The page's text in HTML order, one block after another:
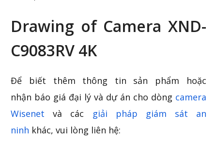
Drawing of Camera XND-
C9083RV 4K
Để biết thêm thông tin sản phẩm hoặc
nhận báo giá đại lý và dự án cho dòng camera
Wisenet
và các
giải pháp giám sát an
ninh khác, vui lòng liên hệ: